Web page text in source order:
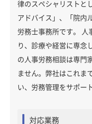
律のスペシャリストと
アドバイス」、「院内
労務士事務所です。 人
り、診療や経営に専念
の人事労務相談は専門
ません。弊社はこれま
い、労務管理をサポー
対応業務